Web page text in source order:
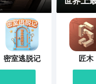
密室逃脱记
匠木